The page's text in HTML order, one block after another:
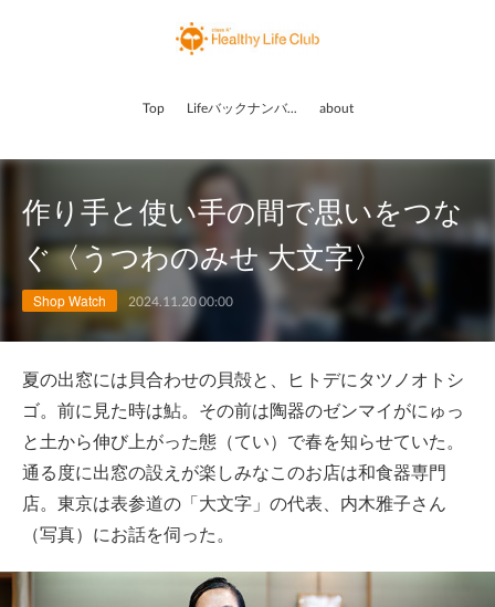
Top Lifeバックナンバー about
作り手と使い手の間で思いをつな
ぐ〈うつわのみせ 大文字〉
Shop Watch 2024.11.20 00:00
夏の出窓には貝合わせの貝殻と、ヒトデにタツノオトシ
ゴ。前に見た時は鮎。その前は陶器のゼンマイがにゅっ
と土から伸び上がった態（てい）で春を知らせていた。
通る度に出窓の設えが楽しみなこのお店は和食器専門
店。東京は表参道の「大文字」の代表、内木雅子さん
（写真）にお話を伺った。